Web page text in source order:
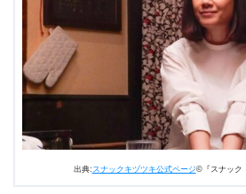
2.3
押しが強い野口さんVS安達（
要問題＆惣菜争奪バトル！
2.4
心がささくれた安達（平岩紙
沁み渡る生搾りレモンラッシー！
2.5 じわる…トウコ（原田知世）の
2.6ロールピアノの重奏で溢れ出た
い。トウコ（原田知世）のお得な
出典: スナックキヅツキ公式ページ©『スナック